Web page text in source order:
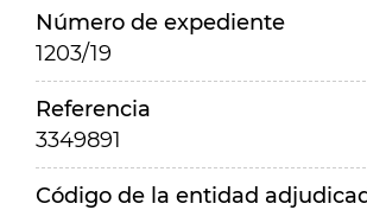
Número de expediente
1203/19
Referencia
3349891
Código de la entidad